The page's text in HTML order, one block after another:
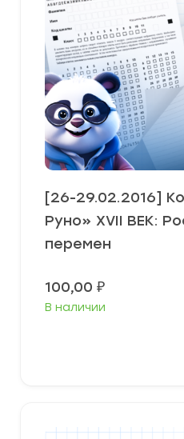
[26-29.02.2016]
Руно» XVII ВЕК:
перемен
100,00 ₽
В наличии